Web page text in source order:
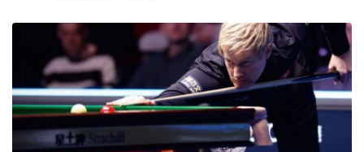
победу со счетом 4-2 в 1/8 финала Welsh Open 2026.
Чемпион мира […]